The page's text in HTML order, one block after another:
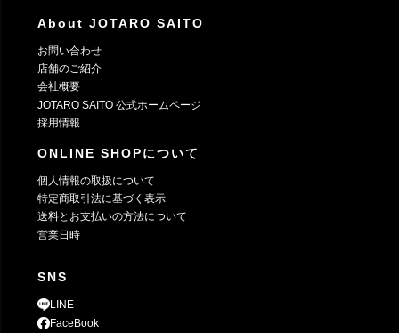
About JOTARO SAITO
お問い合わせ
店舗のご紹介
会社概要
JOTARO SAITO 公式ホームページ
採用情報
ONLINE SHOPについて
個人情報の取扱について
特定商取引法に基づく表示
送料とお支払いの方法について
営業日時
SNS
LINE
FaceBook